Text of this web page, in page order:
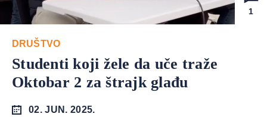
1
DRUŠTVO
Studenti koji žele da uče traže
Oktobar 2 za štrajk glađu
02. JUN. 2025.